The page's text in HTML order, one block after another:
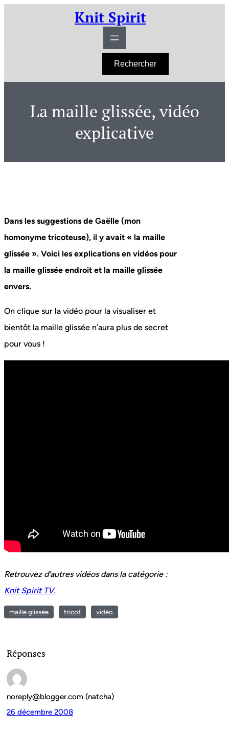
Knit Spirit
h
Rechercher
La maille glissée, vidéo
explicative
Dans les suggestions de Gaëlle (mon
homonyme tricoteuse), il y avait « la maille
glissée ». Voici les explications en vidéos pour
la maille glissée endroit et la maille glissée
envers.
On clique sur la vidéo pour la visualiser et
bientôt la maille glissée n’aura plus de secret
pour vous !
Retrouvez d’autres vidéos dans la catégorie :
Knit Spirit TV.
maille glissée tricot vidéo
Réponses
noreply@blogger.com (natcha)
26 décembre 2008